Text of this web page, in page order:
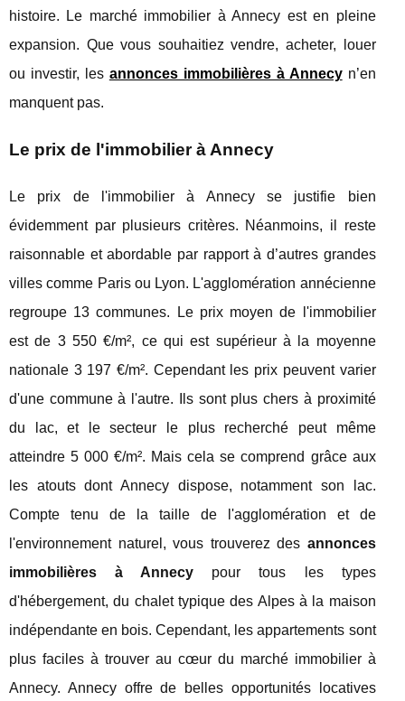
histoire. Le marché immobilier à Annecy est en pleine
expansion. Que vous souhaitiez vendre, acheter, louer
ou investir, les annonces immobilières à Annecyn’en
manquent pas.
Le prix de l'immobilier à Annecy
Le prix de l'immobilier à Annecy se justifie bien
évidemment par plusieurs critères. Néanmoins, il reste
raisonnable et abordable par rapport à d’autres grandes
villes comme Paris ou Lyon. L'agglomération annécienne
regroupe 13 communes. Le prix moyen de l'immobilier
est de 3 550 €/m², ce qui est supérieur à la moyenne
nationale 3 197 €/m². Cependant les prix peuvent varier
d'une commune à l'autre. Ils sont plus chers à proximité
du lac, et le secteur le plus recherché peut même
atteindre 5 000 €/m². Mais cela se comprend grâce aux
les atouts dont Annecy dispose, notamment son lac.
Compte tenu de la taille de l'agglomération et de
l'environnement naturel, vous trouverez des annonces
immobilières à Annecy pour tous les types
d'hébergement, du chalet typique des Alpes à la maison
indépendante en bois. Cependant, les appartements sont
plus faciles à trouver au cœur du marché immobilier à
Annecy. Annecy offre de belles opportunités locatives